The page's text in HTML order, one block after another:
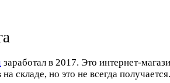
заработал в 2017. Это интернет-
складе, но это не всегда